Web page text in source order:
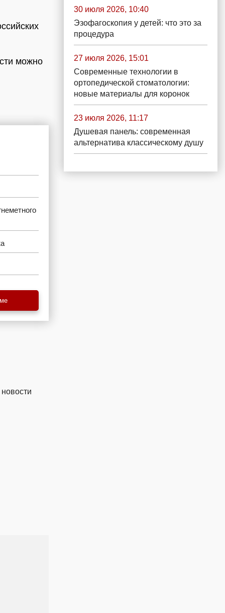
можно
30 июля 2026, 10:40
Эзофагоскопия у детей: что это за
процедура
27 июля 2026, 15:01
Современные технологии в
ортопедической стоматологии:
новые материалы для коронок
23 июля 2026, 11:17
Душевая панель: современная
альтернатива классическому душу